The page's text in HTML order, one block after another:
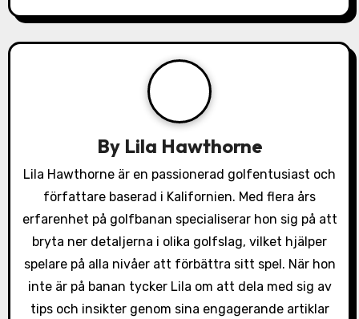
a
v
t
i
o
n
By Lila Hawthorne
Lila Hawthorne är en passionerad golfentusiast och
författare baserad i Kalifornien. Med flera års
erfarenhet på golfbanan specialiserar hon sig på att
bryta ner detaljerna i olika golfslag, vilket hjälper
spelare på alla nivåer att förbättra sitt spel. När hon
inte är på banan tycker Lila om att dela med sig av
tips och insikter genom sina engagerande artiklar